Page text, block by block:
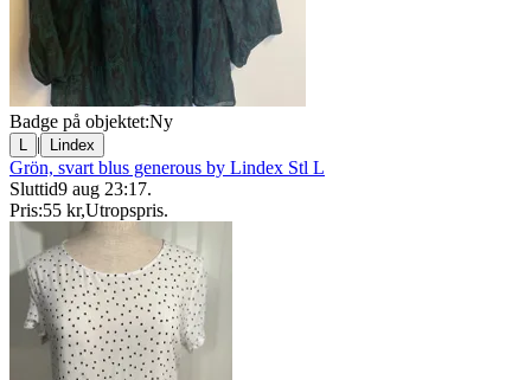
Badge på objektet:Ny
L | Lindex
Grön, svart blus generous by Lindex Stl L
Sluttid9 aug 23:17.
Pris:55 kr,Utropspris.